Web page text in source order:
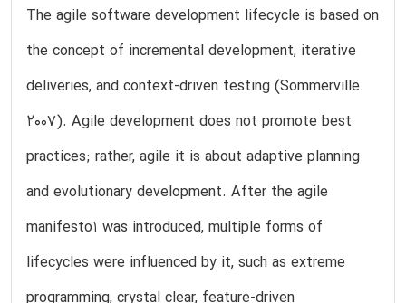
The agile software development lifecycle is based on
the concept of incremental development, iterative
deliveries, and context-driven testing (Sommerville
2007). Agile development does not promote best
practices; rather, agile it is about adaptive planning
and evolutionary development. After the agile
manifesto1 was introduced, multiple forms of
lifecycles were influenced by it, such as extreme